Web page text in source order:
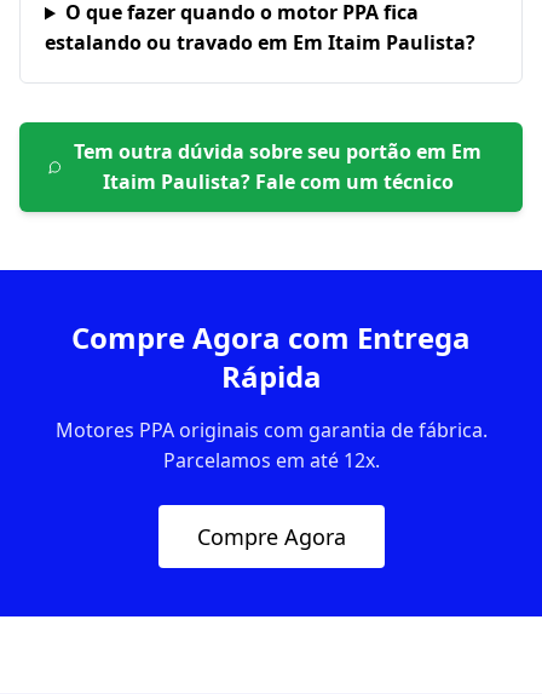
O que fazer quando o motor PPA fica
estalando ou travado em Em Itaim Paulista?
Tem outra dúvida sobre seu portão em Em
Itaim Paulista? Fale com um técnico
Compre Agora com Entrega
Rápida
Motores PPA originais com garantia de fábrica.
Parcelamos em até 12x.
Compre Agora